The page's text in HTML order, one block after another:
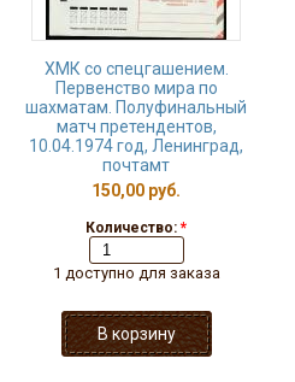
ХМК со спецгашением.
Первенство мира по
шахматам. Полуфинальный
матч претендентов,
10.04.1974 год, Ленинград,
почтамт
150,00 руб.
Количество: *
1 доступно для заказа